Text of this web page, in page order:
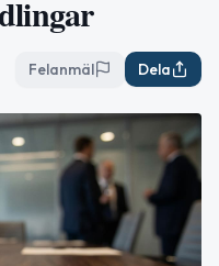
Felanmäl Dela